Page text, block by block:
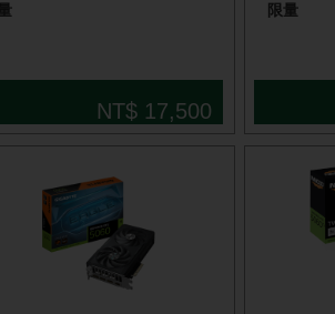
NT$ 17,500
限量